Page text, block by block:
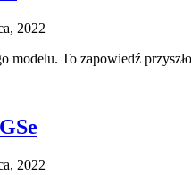
2022
modelu. To zapowiedź
2022